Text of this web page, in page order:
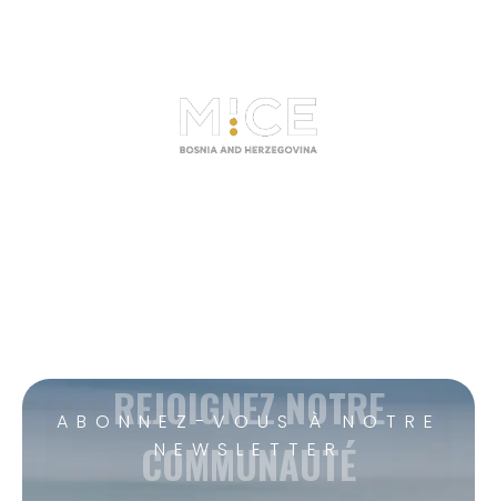
ABONNEZ-VOUS À NOTRE
NEWSLETTER
REJOIGNEZ NOTRE
COMMUNAUTÉ